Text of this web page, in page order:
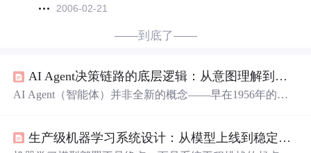
2006-02-21
——到底了——
AI Agent决策链路的底层逻辑：从意图理解到动作执行的全流程机制深度拆解
AI Agent（智能体）并非全新的概念——早在1956年的达
起，尤其是GPT-4、Claude、PaLM 2这类具备多模态、长
生产级机器学习系统设计：从模型上线到稳定运行的工程实践